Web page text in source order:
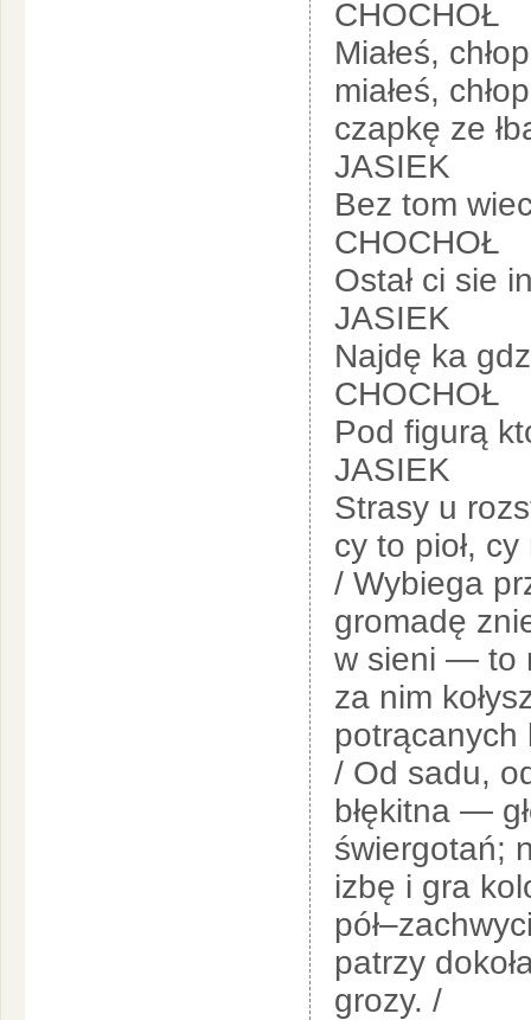
CHOCHOŁ
Miałeś,
miałeś,
czapkę ze
JASIEK
Bez tom
CHOCHOŁ
Ostał ci sie
JASIEK
Najdę ka
CHOCHOŁ
Pod figurą
JASIEK
Strasy u
cy to pioł,
/ Wybiega
gromadę
w sieni — to
za nim
potrącanych
/ Od sadu,
błękitna —
świergotań;
izbę i gra
patrzy
grozy. /